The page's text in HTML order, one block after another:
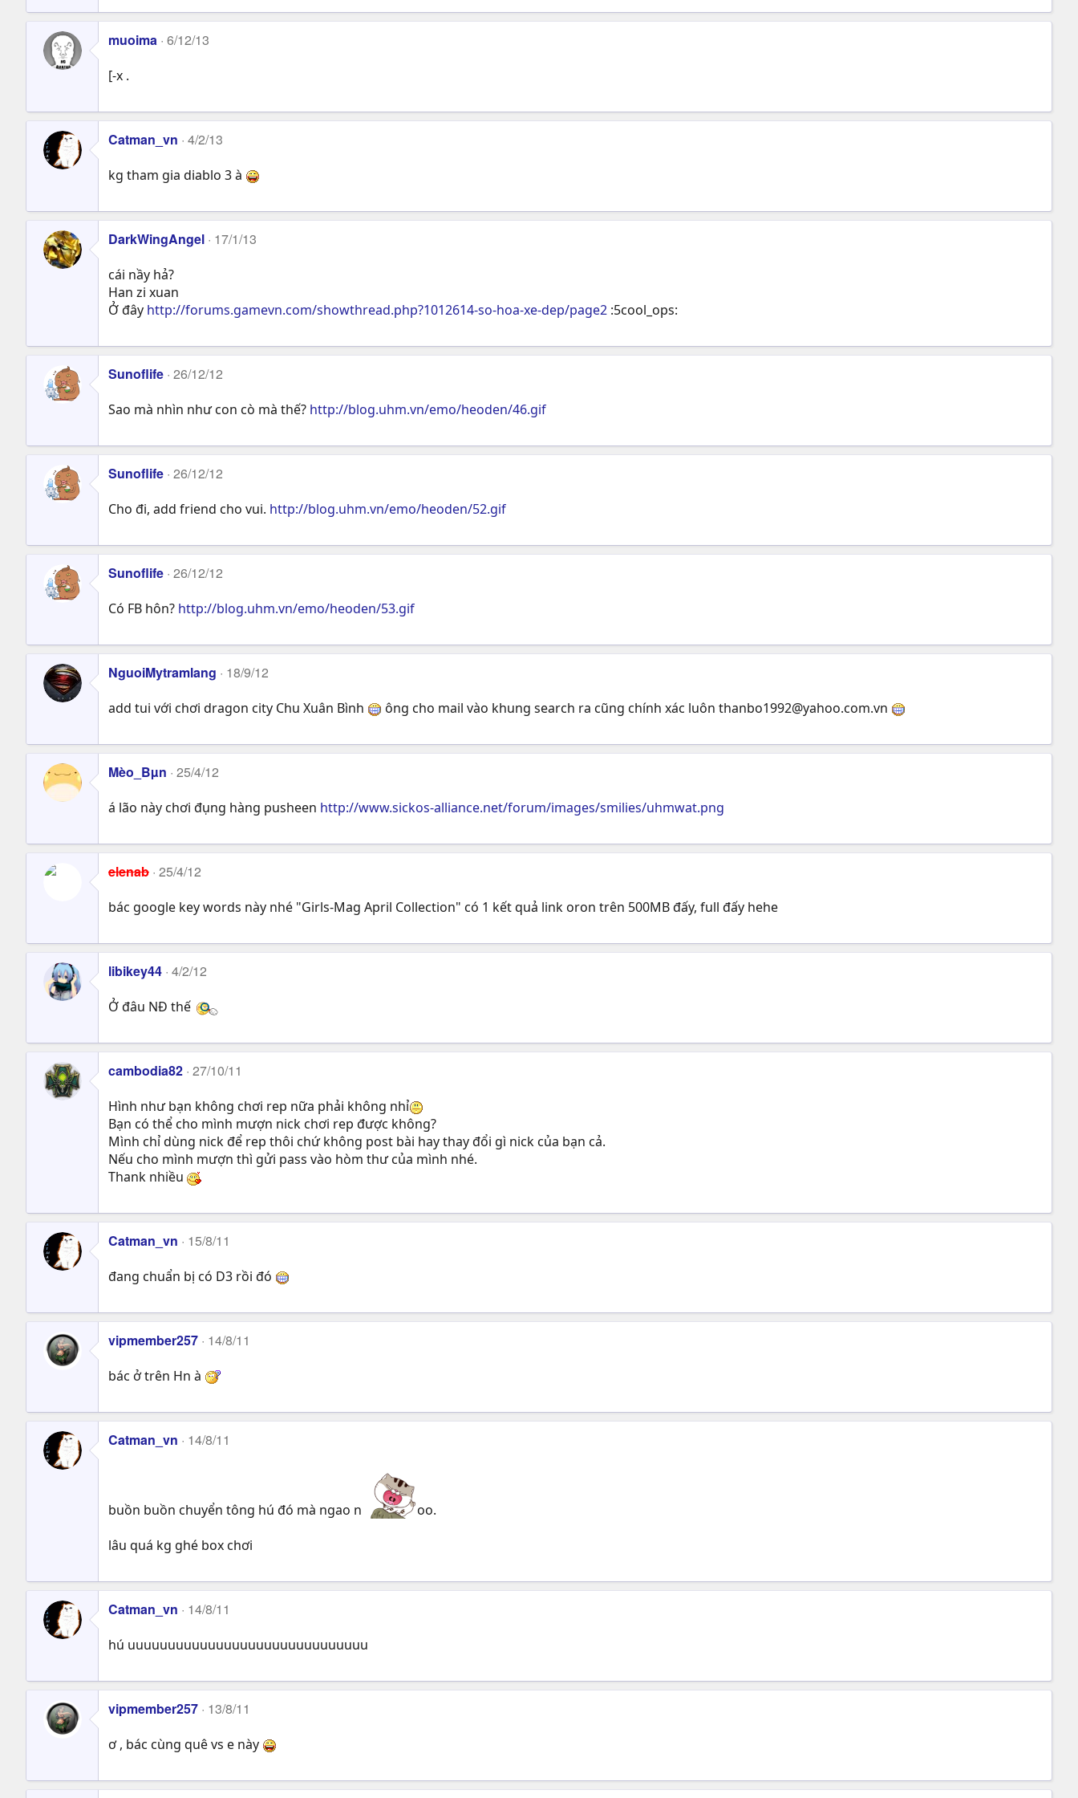
muoima 6/12/13
[-x .
Catman_vn 4/2/13
kg tham gia diablo 3 à
DarkWingAngel 17/1/13
cái nầy hả?
Han zi xuan
Ở đây http://forums.gamevn.com/showthread.php?1012614-so-hoa-xe-dep/page2 :5cool_ops:
Sunoflife 26/12/12
Sao mà nhìn như con cò mà thế? http://blog.uhm.vn/emo/heoden/46.gif
Sunoflife 26/12/12
Cho đi, add friend cho vui. http://blog.uhm.vn/emo/heoden/52.gif
Sunoflife 26/12/12
Có FB hôn? http://blog.uhm.vn/emo/heoden/53.gif
NguoiMytramlang 18/9/12
add tui với chơi dragon city Chu Xuân Bình ông cho mail vào khung search ra cũng chính xác luôn thanbo1992@yahoo.com.vn
Mèo_Bµn 25/4/12
á lão này chơi đụng hàng pusheen http://www.sickos-alliance.net/forum/images/smilies/uhmwat.png
elenab 25/4/12
bác google key words này nhé "Girls-Mag April Collection" có 1 kết quả link oron trên 500MB đấy, full đấy hehe
libikey44 4/2/12
Ở đâu NĐ thế
cambodia82 27/10/11
Hình như bạn không chơi rep nữa phải không nhỉ
Bạn có thể cho mình mượn nick chơi rep được không?
Mình chỉ dùng nick để rep thôi chứ không post bài hay thay đổi gì nick của bạn cả.
Nếu cho mình mượn thì gửi pass vào hòm thư của mình nhé.
Thank nhiều
Catman_vn 15/8/11
đang chuẩn bị có D3 rồi đó
vipmember257 14/8/11
bác ở trên Hn à
Catman_vn 14/8/11
buồn buồn chuyển tông hú đó mà ngao n
oo.
lâu quá kg ghé box chơi
Catman_vn 14/8/11
hú uuuuuuuuuuuuuuuuuuuuuuuuuuuuuu
vipmember257 13/8/11
ơ , bác cùng quê vs e này